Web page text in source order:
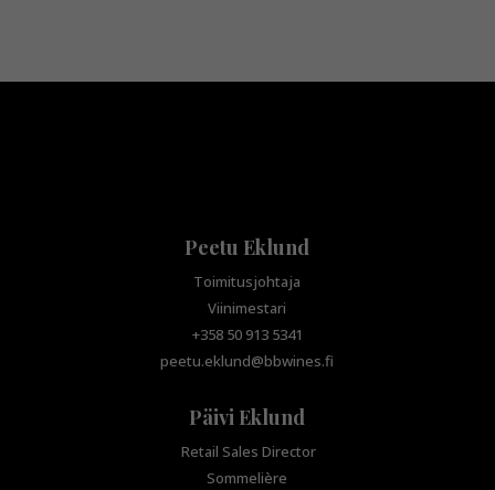
Peetu Eklund
Toimitusjohtaja
Viinimestari
+358 50 913 5341
peetu.eklund@bbwines.fi
Päivi Eklund
Retail Sales Director
Sommelière